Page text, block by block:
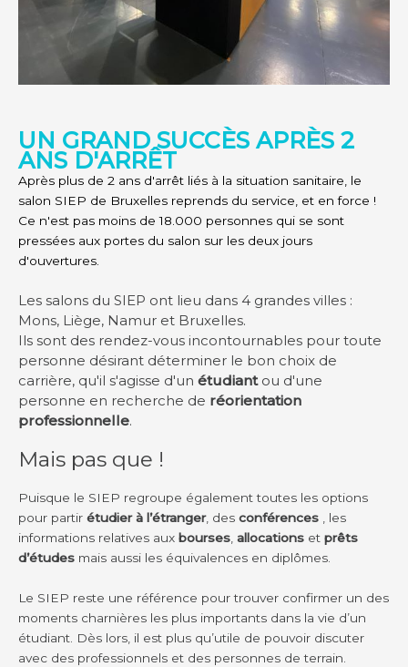
UN GRAND SUCCÈS APRÈS 2
ANS D'ARRÊT
Après plus de 2 ans d'arrêt liés à la situation sanitaire, le
salon SIEP de Bruxelles reprends du service, et en force !
Ce n'est pas moins de 18.000 personnes qui se sont
pressées aux portes du salon sur les deux jours
d'ouvertures.
Les salons du SIEP ont lieu dans 4 grandes villes :
Mons, Liège, Namur et Bruxelles.
Ils sont des rendez-vous incontournables pour toute
personne désirant déterminer le bon choix de
carrière, qu'il s'agisse d'un étudiant ou d'une
personne en recherche de réorientation
professionnelle.
Mais pas que !
Puisque le SIEP regroupe également toutes les options
pour partir étudier à l’étranger, des conférences
, les
informations relatives aux bourses allocations et prêts
d’études mais aussi les équivalences en diplômes.
Le SIEP reste une référence pour trouver confirmer un des
moments charnières les plus importants dans la vie d’un
étudiant. Dès lors, il est plus qu’utile de pouvoir discuter
avec des professionnels et des personnes de terrain.